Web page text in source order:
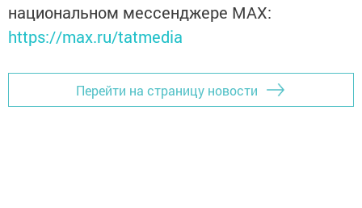
национальном мессенджере MАХ:
https://max.ru/tatmedia
Перейти на страницу новости